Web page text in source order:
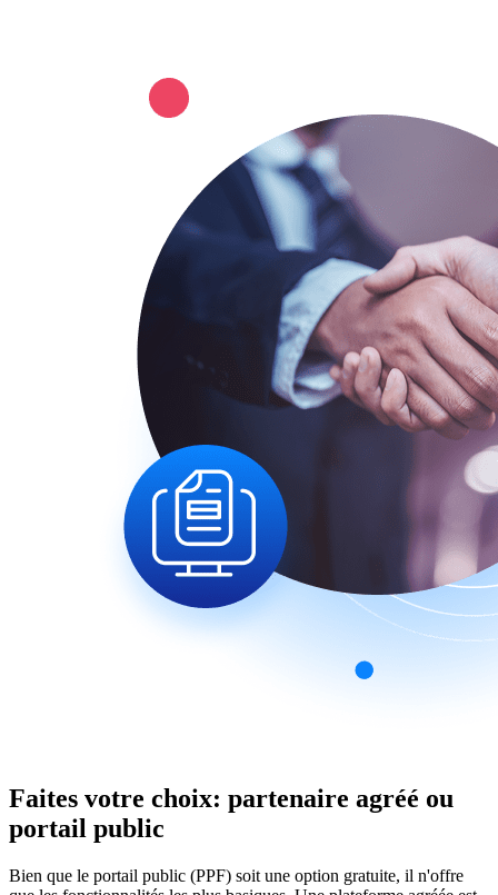
Faites votre choix: partenaire agréé ou
portail public
Bien que le portail public (PPF) soit une option gratuite, il n'offre